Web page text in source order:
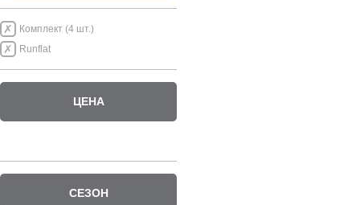
Комплект (4 шт.)
Runflat
ЦЕНА
СЕЗОН